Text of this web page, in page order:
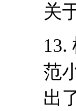
关
13.
范
出